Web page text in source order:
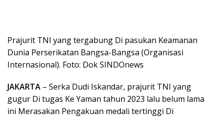
Prajurit TNI yang tergabung Di pasukan Keamanan
Dunia Perserikatan Bangsa-Bangsa (Organisasi
Internasional). Foto: Dok SINDOnews
JAKARTA – Serka Dudi Iskandar, prajurit TNI yang
gugur Di tugas Ke Yaman tahun 2023 lalu belum lama
ini Merasakan Pengakuan medali tertinggi Di